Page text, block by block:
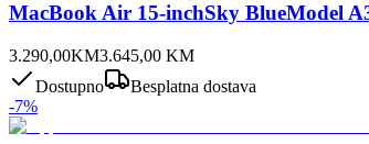
MacBook Air 15-inchSky BlueModel
3.290,00KM3.645,00 KM
Dostupno
Besplatna dostava
-7%